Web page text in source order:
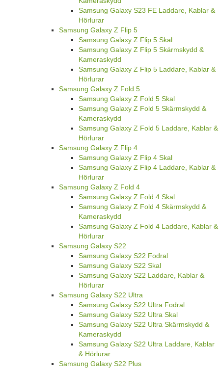
Samsung Galaxy S23 FE Laddare, Kablar &
Hörlurar
Samsung Galaxy Z Flip 5
Samsung Galaxy Z Flip 5 Skal
Samsung Galaxy Z Flip 5 Skärmskydd &
Kameraskydd
Samsung Galaxy Z Flip 5 Laddare, Kablar &
Hörlurar
Samsung Galaxy Z Fold 5
Samsung Galaxy Z Fold 5 Skal
Samsung Galaxy Z Fold 5 Skärmskydd &
Kameraskydd
Samsung Galaxy Z Fold 5 Laddare, Kablar &
Hörlurar
Samsung Galaxy Z Flip 4
Samsung Galaxy Z Flip 4 Skal
Samsung Galaxy Z Flip 4 Laddare, Kablar &
Hörlurar
Samsung Galaxy Z Fold 4
Samsung Galaxy Z Fold 4 Skal
Samsung Galaxy Z Fold 4 Skärmskydd &
Kameraskydd
Samsung Galaxy Z Fold 4 Laddare, Kablar &
Hörlurar
Samsung Galaxy S22
Samsung Galaxy S22 Fodral
Samsung Galaxy S22 Skal
Samsung Galaxy S22 Laddare, Kablar &
Hörlurar
Samsung Galaxy S22 Ultra
Samsung Galaxy S22 Ultra Fodral
Samsung Galaxy S22 Ultra Skal
Samsung Galaxy S22 Ultra Skärmskydd &
Kameraskydd
Samsung Galaxy S22 Ultra Laddare, Kablar
& Hörlurar
Samsung Galaxy S22 Plus